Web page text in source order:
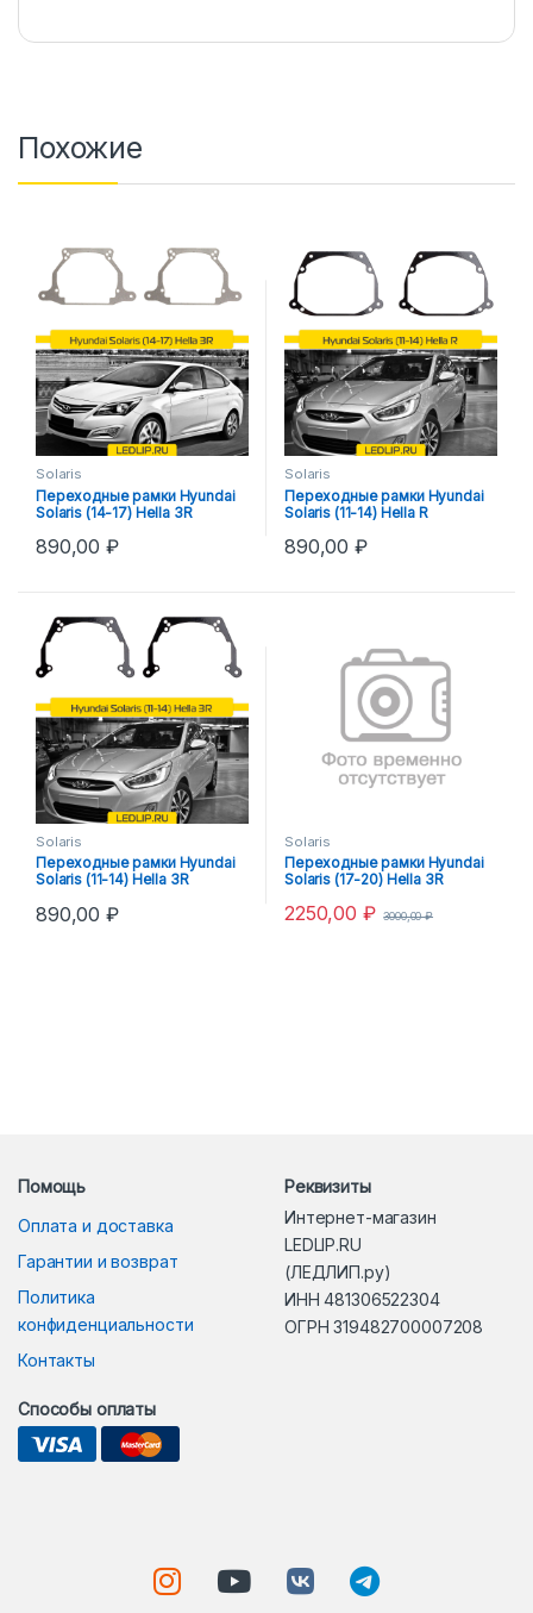
Похожие
Solaris
Переходные рамки Hyundai
Solaris (14-17) Hella 3R
890,00₽
Solaris
Переходные рамки Hyundai
Solaris (11-14) Hella R
890,00₽
Solaris
Переходные рамки Hyundai
Solaris (11-14) Hella 3R
890,00₽
Solaris
Переходные рамки Hyundai
Solaris (17-20) Hella 3R
2250,00 ₽ 3000,00₽
Помощь
Оплата и доставка
Гарантии и возврат
Политика
конфиденциальности
Контакты
Реквизиты
Интернет-магазин
LEDLIP.RU
(ЛЕДЛИП.ру)
ИНН 481306522304
ОГРН 319482700007208
Способы оплаты